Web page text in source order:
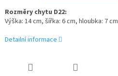
Rozměry chytu D22:
Výška: 14 cm, šířka: 6 cm, hloubka: 7 cm
Detailní informace